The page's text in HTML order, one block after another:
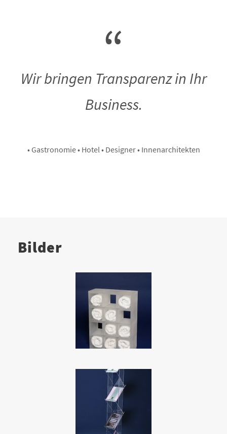
“
Wir bringen Transparenz in Ihr
Business.
• Gastronomie • Hotel • Designer • Innenarchitekten
Bilder